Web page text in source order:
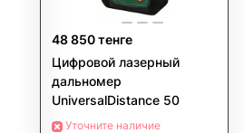
48 850 тенге
Цифровой лазерный
дальномер
UniversalDistance 50
Уточните наличие